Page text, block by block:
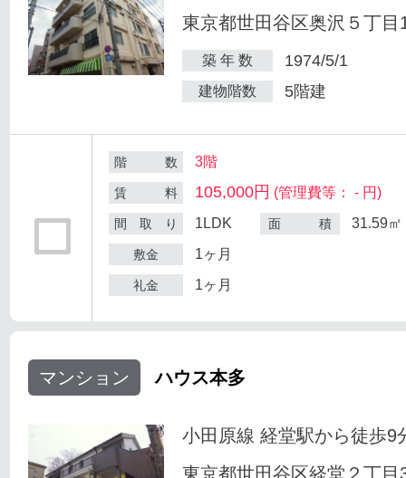
東京都世田谷区奥沢５丁目
築 年 数 1974/5/1
建物階数 5階建
階 数 3階
賃 料 105,000円 (管理費等： - 円)
間 取 り 1LDK 面 積 31.59㎡
敷金 1ヶ月
礼金 1ヶ月
マンション ハウス本多
小田原線 経堂駅から徒歩9
東京都世田谷区経堂２丁目